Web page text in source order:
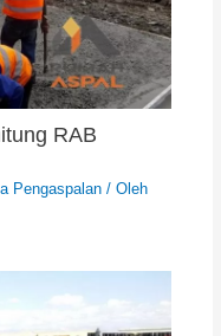
RAB
Pengaspalan/ Oleh